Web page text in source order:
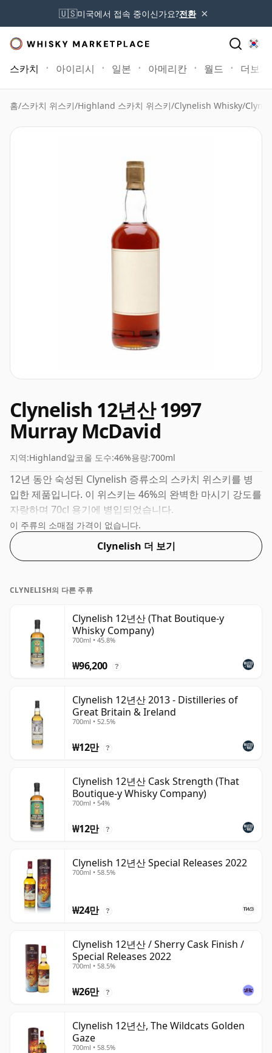
🇺🇸미국에서 접속 중이신가요?전환 ×
스카치 아이리시 일본 아메리칸 월드 더보기
홈/스카치 위스키/Highland 스카치 위스키/Clynelish Whisky/
Clynelish 12년산 1997
Murray McDavid
지역:Highland알코올 도수:46%용량:700ml
12년 동안 숙성된 Clynelish 증류소의 스카치 위스키를 병
입한 제품입니다. 이 위스키는 46%의 완벽한 마시기 강도를
자랑하며 70cl 용기에 병입되었습니다.
이 주류의 소매점 가격이 없습니다.
Clynelish 더 보기
CLYNELISH의 다른 주류
Clynelish 12년산 (That Boutique-y
Whisky Company)
700ml • 45.8%
₩96,200 ?
Clynelish 12년산 2013 - Distilleries of
Great Britain & Ireland
700ml • 52.5%
₩12만 ?
Clynelish 12년산 Cask Strength (That
Boutique-y Whisky Company)
700ml • 54%
₩12만 ?
Clynelish 12년산 Special Releases 2022
700ml • 58.5%
₩24만 ?
Clynelish 12년산 / Sherry Cask Finish /
Special Releases 2022
700ml • 58.5%
₩26만 ?
Clynelish 12년산, The Wildcats Golden
Gaze
700ml • 58.5%